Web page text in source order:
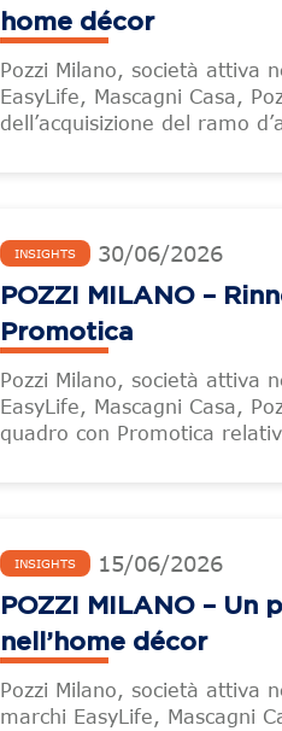
home décor
Pozzi Milano, società attiva
EasyLife, Mascagni Casa,
dell’acquisizione del ramo
INSIGHTS 30/06/2026
POZZI MILANO –
Promotica
Pozzi Milano, società attiva
EasyLife, Mascagni Casa,
quadro con Promotica
INSIGHTS 15/06/2026
POZZI MILANO –
nell’home décor
Pozzi Milano, società attiva
marchi EasyLife, Mascagni